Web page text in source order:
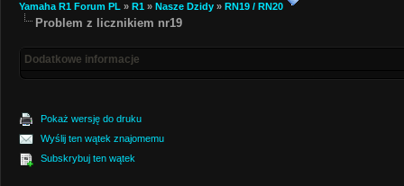
Yamaha R1 Forum PL » R1 » Nasze Dzidy » RN19 / RN20
Problem z licznikiem nr19
Dodatkowe informacje
Pokaż wersję do druku
Wyślij ten wątek znajomemu
Subskrybuj ten wątek